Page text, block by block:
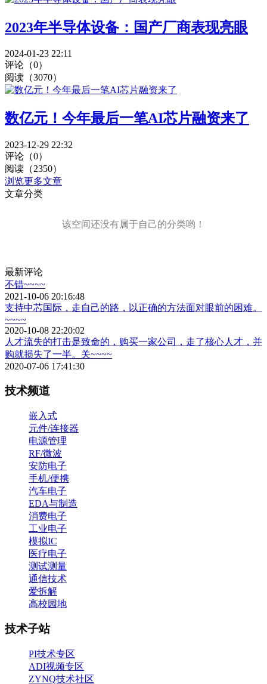
2023年半导体设备：国产厂商表现亮眼
2024-01-23 22:11
评论（0）
阅读（3070）
数亿元！今年最后一笔AI芯片融资来了
2023-12-29 22:32
评论（0）
阅读（2350）
浏览更多文章
文章分类
该空间还没有属于自己的分类哟！
最新评论
不错~~~~
2021-10-06 20:16:48
支持中芯国际，走自己的路，以正确的方法面对眼前的困难。
~~~~
2020-10-08 22:20:02
人才流失的打击是致命的，购买一家公司，走了核心人才，并
购就损失了一半。关~~~~
2020-07-06 17:41:30
技术频道
嵌入式
元件/连接器
电源管理
RF/微波
安防电子
手机/便携
汽车电子
EDA与制造
消费电子
工业电子
模拟IC
医疗电子
测试测量
通信技术
爱拆解
高校园地
技术子站
PI技术专区
ADI视频专区
ZYNQ技术社区